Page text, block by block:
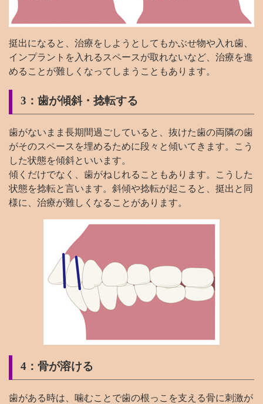
挺出になると、治療をしようとしてもかぶせ物や入れ歯、
インプラントを入れるスペースが取れないなど、治療を進
めることが難しくなってしまうこともあります。
3：歯が傾斜・捻転する
歯がないまま長期間過ごしていると、抜けた歯の両隣の歯
がそのスペースを埋めるために段々と傾いてきます。こう
した状態を傾斜といいます。
傾くだけでなく、歯がねじれることもあります。こうした
状態を捻転と言います。斜傾や捻転が起こると、挺出と同
様に、治療が難しくなることがあります。
4：骨が溶ける
歯がある時は、噛むことで歯の根っこを支える骨に刺激が